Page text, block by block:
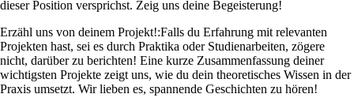
dieser Position versprichst. Zeig uns deine Begeisterung!
Erzähl uns von deinem Projekt!:Falls du Erfahrung mit relevanten
Projekten hast, sei es durch Praktika oder Studienarbeiten, zögere
nicht, darüber zu berichten! Eine kurze Zusammenfassung deiner
wichtigsten Projekte zeigt uns, wie du dein theoretisches Wissen in der
Praxis umsetzt. Wir lieben es, spannende Geschichten zu hören!